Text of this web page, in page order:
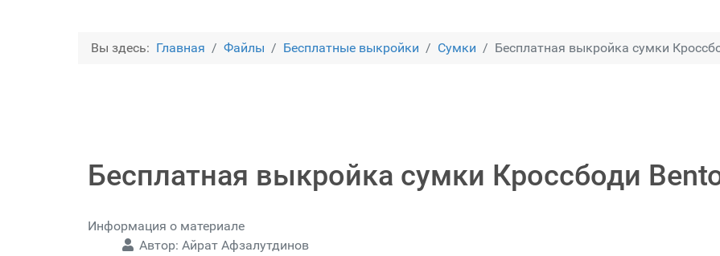
Вы здесь: Главная Файлы Бесплатные выкройки Сумки Бесплатная выкройка сумки
Бесплатная выкройка сумки Кроссбоди
Информация о материале
Автор: Айрат Афзалутдинов